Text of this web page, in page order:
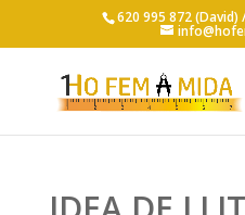
620 995 872